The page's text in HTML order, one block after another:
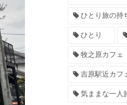
ひとり旅の持
ひとり
牧之原カフェ
吉原駅近カフ
気ままな一人